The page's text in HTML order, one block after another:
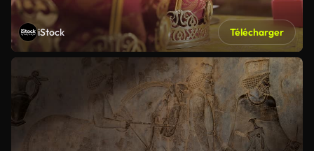
iStock Télécharger